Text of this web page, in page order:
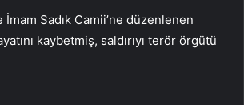
İmam Sadık Camii’ne düzenlenen
kaybetmiş, saldırıyı terör örgütü